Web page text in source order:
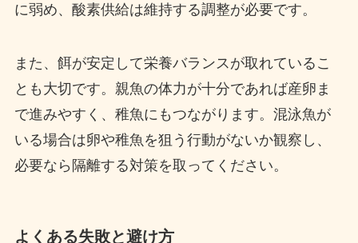
に弱め、酸素供給は維持する調整が必要です。
また、餌が安定して栄養バランスが取れているこ
とも大切です。親魚の体力が十分であれば産卵ま
で進みやすく、稚魚にもつながります。混泳魚が
いる場合は卵や稚魚を狙う行動がないか観察し、
必要なら隔離する対策を取ってください。
よくある失敗と避け方